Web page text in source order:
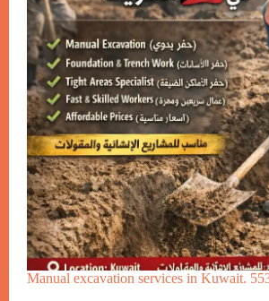
Manual excavation services in Kuwait.